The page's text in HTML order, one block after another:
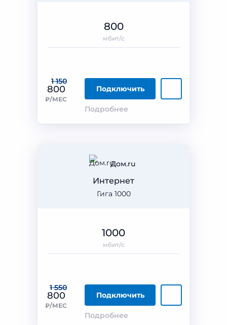
1 150
800
₽/МЕС
Подключить
Подробнее
800
мбит/с
Дом.ru
Гига 1000
Интернет
1 550
800
₽/МЕС
Подключить
Подробнее
1000
мбит/с